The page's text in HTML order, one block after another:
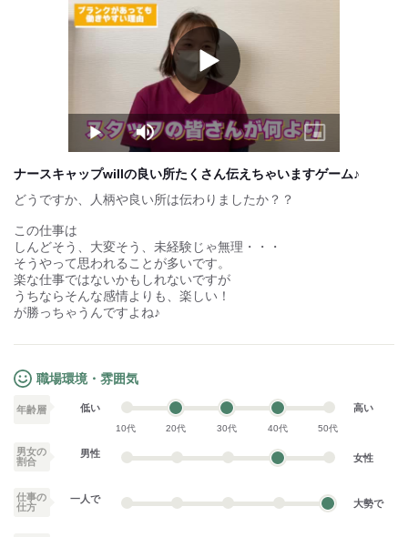
週3~OKなので柔軟にシフト調整！
Play
Video
Play Mute
Picture-
in-
Picture
ナースキャップwillの良い所たくさん伝えちゃいますゲーム♪
どうですか、人柄や良い所は伝わりましたか？？
この仕事は
しんどそう、大変そう、未経験じゃ無理・・・
そうやって思われることが多いです。
楽な仕事ではないかもしれないですが
うちならそんな感情よりも、楽しい！
が勝っちゃうんですよね♪
職場環境・雰囲気
年齢層 低い
10代 20代 30代 40代 50代
高い
男女の
割合
男性 女性
仕事の
仕方
一人で 大勢で